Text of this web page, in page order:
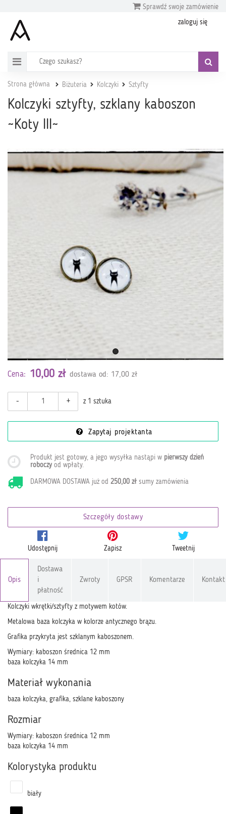
Sprawdź swoje zamówienie
zaloguj się
Strona główna Biżuteria Kolczyki Sztyfty
Kolczyki sztyfty, szklany kaboszon
~Koty III~
Cena: 10,00 zł dostawa od: 17,00 zł
- + z 1 sztuka
Zapytaj projektanta
Produkt jest gotowy, a jego wysyłka nastąpi w pierwszy dzień
roboczy od wpłaty.
DARMOWA DOSTAWA już od250,00 zł sumy zamówienia
Szczegóły dostawy
Udostępnij Zapisz Tweetnij
Opis
Dostawa
i
płatność
Zwroty GPSR Komentarze Kontakt
Kolczyki wkrętki/sztyfty z motywem kotów.
Metalowa baza kolczyka w kolorze antycznego brązu.
Grafika przykryta jest szklanym kaboszonem.
Wymiary: kaboszon średnica 12 mm
baza kolczyka 14 mm
Materiał wykonania
baza kolczyka, grafika, szklane kaboszony
Rozmiar
Wymiary: kaboszon średnica 12 mm
baza kolczyka 14 mm
Kolorystyka produktu
biały